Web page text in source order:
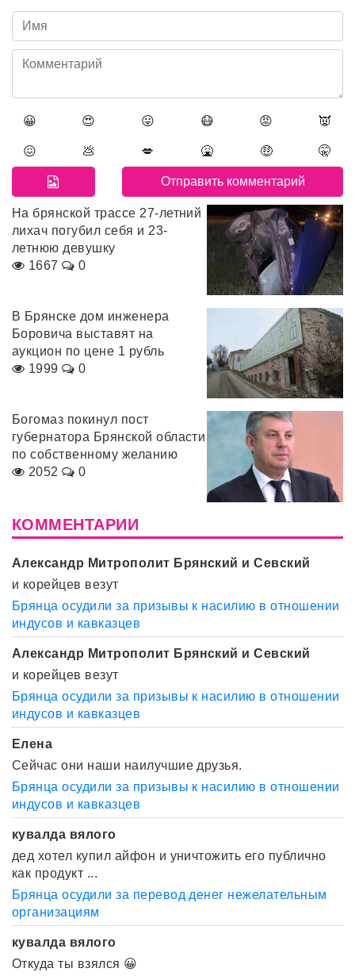
😀 😍 😛 😷 😡 👿
😖 💩 💋 🤮 🤑 🤫
На брянской трассе 27-летний
лихач погубил себя и 23-
летнюю девушку
1667
0
В Брянске дом инженера
Боровича выставят на
аукцион по цене 1 рубль
1999
0
Богомаз покинул пост
губернатора Брянской области
по собственному желанию
2052
0
КОММЕНТАРИИ
Александр Митрополит Брянский и Севский
и корейцев везут
Брянца осудили за призывы к насилию в отношении
индусов и кавказцев
Александр Митрополит Брянский и Севский
и корейцев везут
Брянца осудили за призывы к насилию в отношении
индусов и кавказцев
Елена
Сейчас они наши наилучшие друзья.
Брянца осудили за призывы к насилию в отношении
индусов и кавказцев
кувалда вялого
дед хотел купил айфон и уничтожить его публично
как продукт ...
Брянца осудили за перевод денег нежелательным
организациям
кувалда вялого
Откуда ты взялся 😀